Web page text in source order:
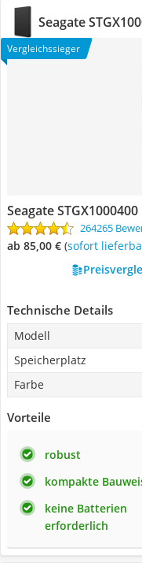
Seagate
Vergleichssieger
Seagate STGX1000400
264265
ab 85,00 € ( Sofort
Technische Details
Modell
Speicherplatz
Farbe
Vorteile
robust
kompakte
keine Batterien
erforderlich